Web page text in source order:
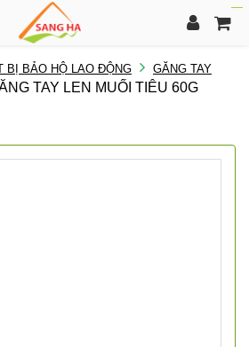
BỊ BẢO HỘ LAO ĐỘNG
GĂNG TAY
TAY LEN MUỐI TIÊU 60G